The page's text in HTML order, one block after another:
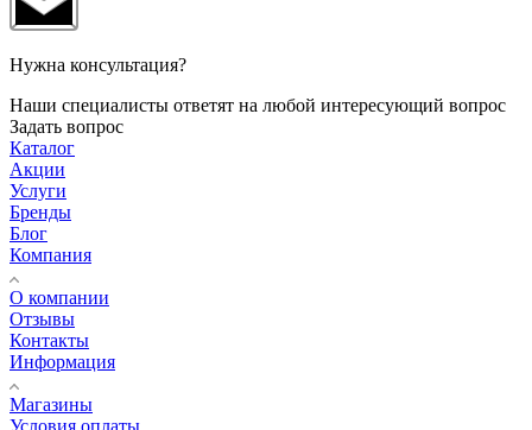
Нужна консультация?
Наши специалисты ответят на любой интересующий вопрос
Задать вопрос
Каталог
Акции
Услуги
Бренды
Блог
Компания
О компании
Отзывы
Контакты
Информация
Магазины
Условия оплаты